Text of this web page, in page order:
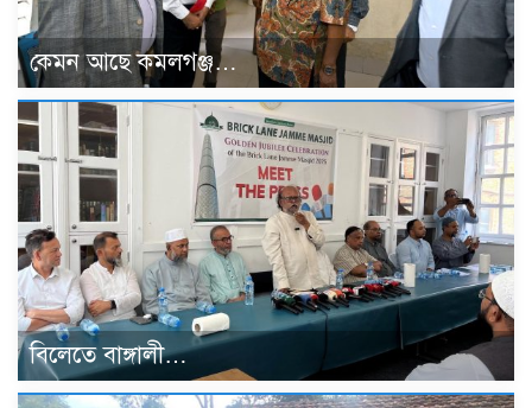
কেমন আছে কমলগঞ্জ…
বিলেতে বাঙ্গালী…